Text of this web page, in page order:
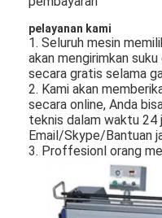
Rumah
Produk
Tentang kami
pelayanan kami
1. Seluruh mesin
akan mengirimkan
secara gratis selama
2. Kami akan
secara online, Anda
teknis dalam waktu 24
Email/Skype/Bantuan
3. Proffesionl orang